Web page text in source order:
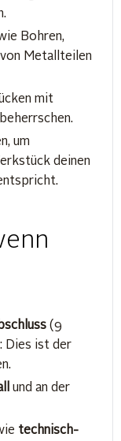
Bohren,
von Metallteilen
mit
beherrschen.
um
deinen
(9
Dies ist der
und an der
technisch-